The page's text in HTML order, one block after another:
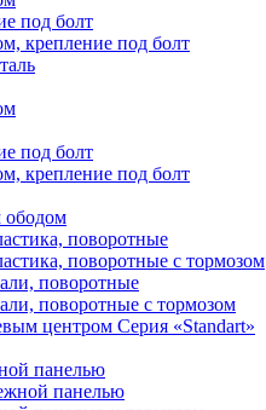
под болт
крепление под болт
под болт
крепление под болт
ободом
поворотные
поворотные с тормозом
поворотные
поворотные с тормозом
центром Серия «Standart»
панелью
панелью